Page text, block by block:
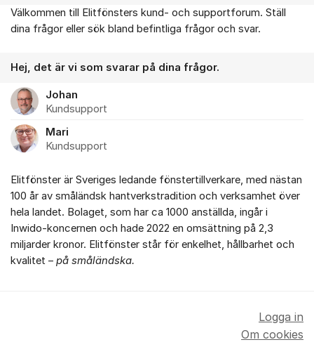
Om forumet
Välkommen till Elitfönsters kund- och supportforum. Ställ
dina frågor eller sök bland befintliga frågor och svar.
Hej, det är vi som svarar på dina frågor.
Johan
Kundsupport
Mari
Kundsupport
Elitfönster är Sveriges ledande fönstertillverkare, med nästan
100 år av småländsk hantverkstradition och verksamhet över
hela landet. Bolaget, som har ca 1000 anställda, ingår i
Inwido-koncernen och hade 2022 en omsättning på 2,3
miljarder kronor. Elitfönster står för enkelhet, hållbarhet och
kvalitet – på småländska.
Logga in
Om cookies